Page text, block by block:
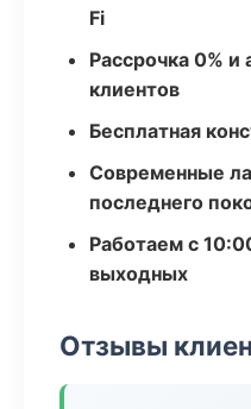
Fi
Рассрочка 0%
клиентов
Бесплатная
Современные
последнего
Работаем с
выходных
Отзывы